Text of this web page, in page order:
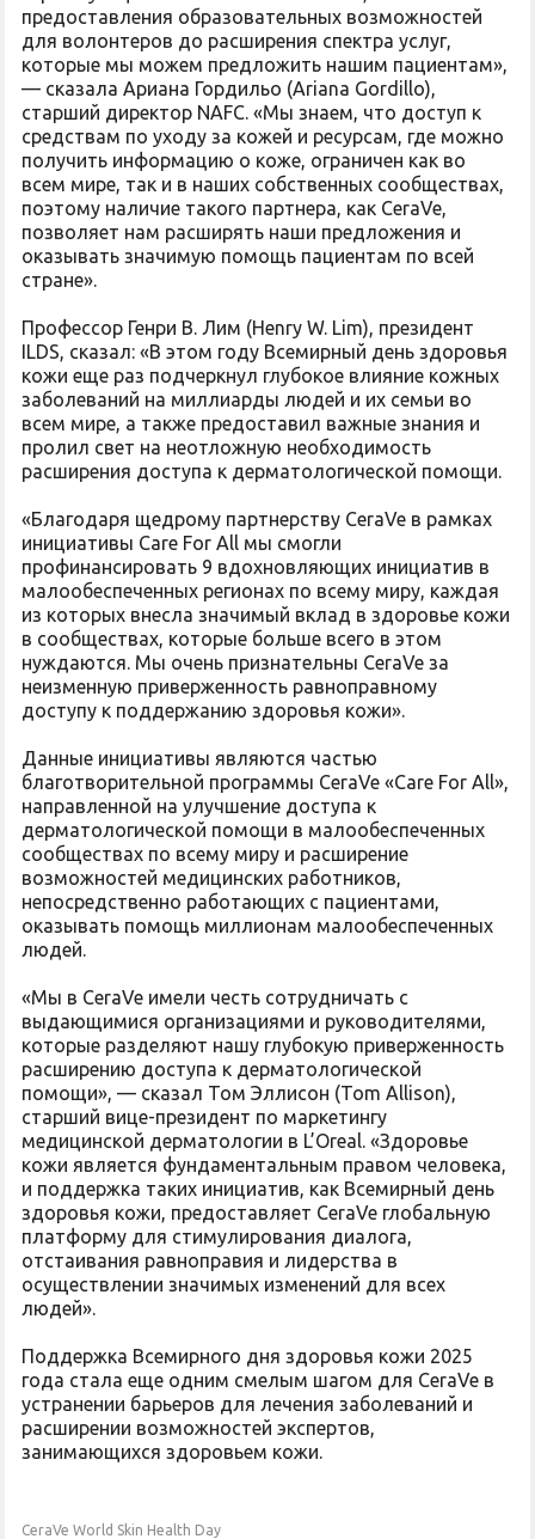
предоставления образовательных возможностей
для волонтеров до расширения спектра услуг,
которые мы можем предложить нашим пациентам»,
— сказала Ариана Гордильо (Ariana Gordillo),
старший директор NAFC. «Мы знаем, что доступ к
средствам по уходу за кожей и ресурсам, где можно
получить информацию о коже, ограничен как во
всем мире, так и в наших собственных сообществах,
поэтому наличие такого партнера, как CeraVe,
позволяет нам расширять наши предложения и
оказывать значимую помощь пациентам по всей
стране».
Профессор Генри В. Лим (Henry W. Lim), президент
ILDS, сказал: «В этом году Всемирный день здоровья
кожи еще раз подчеркнул глубокое влияние кожных
заболеваний на миллиарды людей и их семьи во
всем мире, а также предоставил важные знания и
пролил свет на неотложную необходимость
расширения доступа к дерматологической помощи.
«Благодаря щедрому партнерству CeraVe в рамках
инициативы Care For All мы смогли
профинансировать 9 вдохновляющих инициатив в
малообеспеченных регионах по всему миру, каждая
из которых внесла значимый вклад в здоровье кожи
в сообществах, которые больше всего в этом
нуждаются. Мы очень признательны CeraVe за
неизменную приверженность равноправному
доступу к поддержанию здоровья кожи».
Данные инициативы являются частью
благотворительной программы CeraVe «Care For All»,
направленной на улучшение доступа к
дерматологической помощи в малообеспеченных
сообществах по всему миру и расширение
возможностей медицинских работников,
непосредственно работающих с пациентами,
оказывать помощь миллионам малообеспеченных
людей.
«Мы в CeraVe имели честь сотрудничать с
выдающимися организациями и руководителями,
которые разделяют нашу глубокую приверженность
расширению доступа к дерматологической
помощи», — сказал Том Эллисон (Tom Allison),
старший вице-президент по маркетингу
медицинской дерматологии в L’Oreal. «Здоровье
кожи является фундаментальным правом человека,
и поддержка таких инициатив, как Всемирный день
здоровья кожи, предоставляет CeraVe глобальную
платформу для стимулирования диалога,
отстаивания равноправия и лидерства в
осуществлении значимых изменений для всех
людей».
Поддержка Всемирного дня здоровья кожи 2025
года стала еще одним смелым шагом для CeraVe в
устранении барьеров для лечения заболеваний и
расширении возможностей экспертов,
занимающихся здоровьем кожи.
CeraVe World Skin Health Day